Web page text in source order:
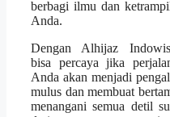
berbagi ilmu dan
Anda.
Dengan Alhijaz
bisa percaya jika
Anda akan menjadi
mulus dan membuat
menangani semua detil